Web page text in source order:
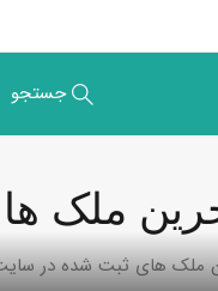
جستجو
ملک ها
ملک های ثبت شده در